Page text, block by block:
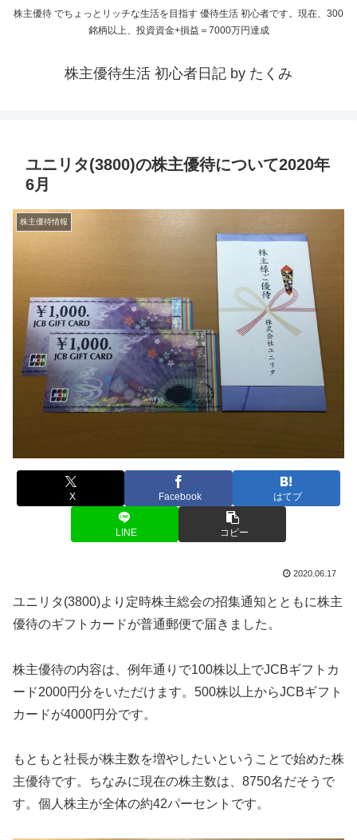
株主優待 でちょっとリッチな生活を目指す 優待生活 初心者です。現在、300
銘柄以上、投資資金+損益＝7000万円達成
株主優待生活 初心者日記 by たくみ
ユニリタ(3800)の株主優待について2020年
6月
株主優待情報
X Facebook はてブ
LINE コピー
2020.06.17
ユニリタ(3800)より定時株主総会の招集通知とともに株主
優待のギフトカードが普通郵便で届きました。
株主優待の内容は、例年通りで100株以上でJCBギフトカ
ード2000円分をいただけます。500株以上からJCBギフト
カードが4000円分です。
もともと社長が株主数を増やしたいということで始めた株
主優待です。ちなみに現在の株主数は、8750名だそうで
す。個人株主が全体の約42パーセントです。